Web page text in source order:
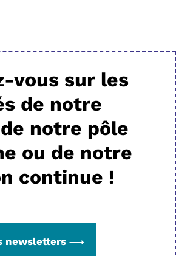
vous sur les
de notre
notre pôle
ou de notre
continue !
newsletters